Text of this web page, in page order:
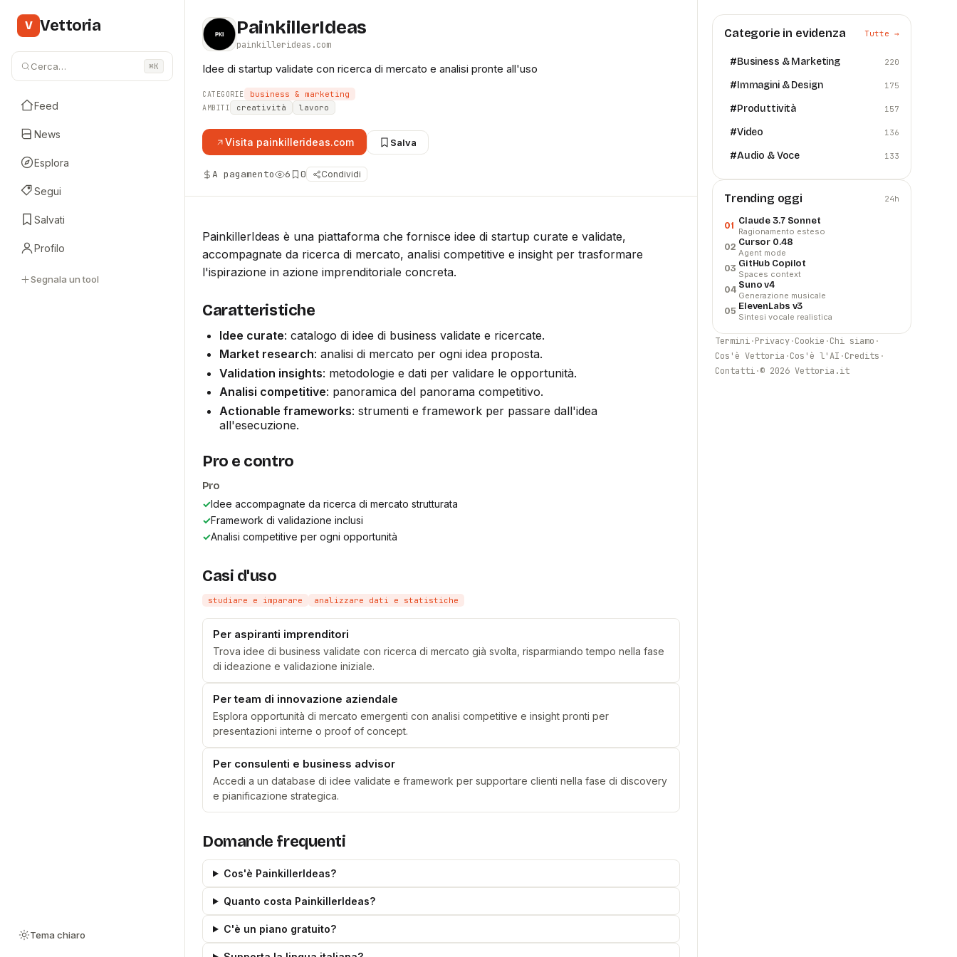
V Vettoria
Cerca… ⌘K
Feed
News
Esplora
Segui
Salvati
Profilo
Segnala un tool
Tema chiaro
PainkillerIdeas
painkillerideas.com
Idee di startup validate con ricerca di mercato e analisi pronte all'uso
CATEGORIE business & marketing
AMBITI creatività lavoro
Visita painkillerideas.com Salva
A pagamento 6 0 Condividi
PainkillerIdeas è una piattaforma che fornisce idee di startup curate e validate,
accompagnate da ricerca di mercato, analisi competitive e insight per trasformare
l'ispirazione in azione imprenditoriale concreta.
Caratteristiche
Idee curate: catalogo di idee di business validate e ricercate.
Market research: analisi di mercato per ogni idea proposta.
Validation insights: metodologie e dati per validare le opportunità.
Analisi competitive: panoramica del panorama competitivo.
Actionable frameworks: strumenti e framework per passare dall'idea
all'esecuzione.
Pro e contro
Pro
✓Idee accompagnate da ricerca di mercato strutturata
✓Framework di validazione inclusi
✓Analisi competitive per ogni opportunità
Casi d'uso
studiare e imparare analizzare dati e statistiche
Per aspiranti imprenditori
Trova idee di business validate con ricerca di mercato già svolta, risparmiando tempo nella fase
di ideazione e validazione iniziale.
Per team di innovazione aziendale
Esplora opportunità di mercato emergenti con analisi competitive e insight pronti per
presentazioni interne o proof of concept.
Per consulenti e business advisor
Accedi a un database di idee validate e framework per supportare clienti nella fase di discovery
e pianificazione strategica.
Domande frequenti
Cos'è PainkillerIdeas?
Quanto costa PainkillerIdeas?
C'è un piano gratuito?
Categorie in evidenza Tutte →
#Business & Marketing 220
#Immagini & Design 175
#Produttività 157
#Video 136
#Audio & Voce 133
Trending oggi 24h
01 Claude 3.7 Sonnet
Ragionamento esteso
02 Cursor 0.48
Agent mode
03 GitHub Copilot
Spaces context
04 Suno v4
Generazione musicale
05 ElevenLabs v3
Sintesi vocale realistica
Termini·Privacy·Cookie ·Chi siamo ·
Cos'è Vettoria ·Cos'è l'AI ·Credits ·
Contatti·© 2026 Vettoria.it